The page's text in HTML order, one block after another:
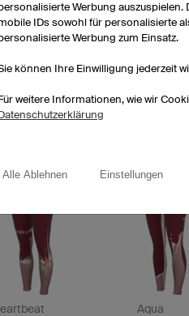
Aqua
Werbung auszuspielen.
IDs sowohl für personalisierte
Werbung zum Einsatz.
können Ihre Einwilligung jederzeit
weitere Informationen, wie wir
Alle Ablehnen Einstellungen